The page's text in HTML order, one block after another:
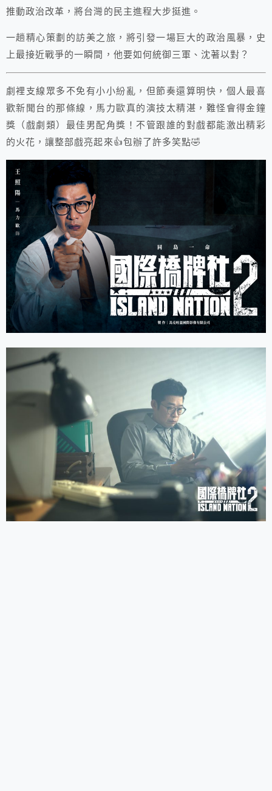
推動政治改革，將台灣的民主進程大步挺進。
一趟精心策劃的訪美之旅，將引發一場巨大的政治風暴，史
上最接近戰爭的一瞬間，他要如何統御三軍、沈著以對？
劇裡支線眾多不免有小小紛亂，但節奏還算明快，個人最喜
歡新聞台的那條線，馬力歐真的演技太精湛，難怪會得金鐘
獎（戲劇類）最佳男配角獎！不管跟誰的對戲都能激出精彩
的火花，讓整部戲亮起來👍包辦了許多笑點🤣